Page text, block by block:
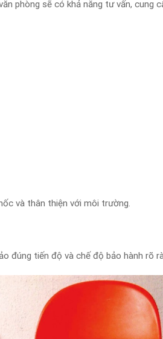
phòng sẽ có khả năng tư vấn, cung
và thân thiện với môi trường.
đúng tiến độ và chế độ bảo hành rõ